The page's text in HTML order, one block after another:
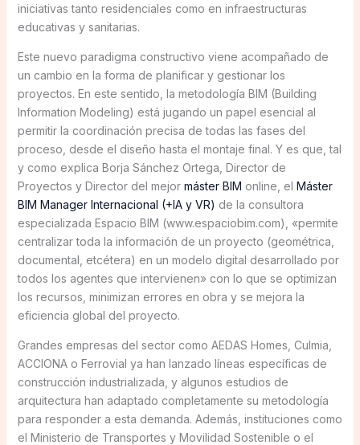
iniciativas tanto residenciales como en infraestructuras
educativas y sanitarias.
Este nuevo paradigma constructivo viene acompañado de
un cambio en la forma de planificar y gestionar los
proyectos. En este sentido, la metodología BIM (Building
Information Modeling) está jugando un papel esencial al
permitir la coordinación precisa de todas las fases del
proceso, desde el diseño hasta el montaje final. Y es que, tal
y como explica Borja Sánchez Ortega, Director de
Proyectos y Director del mejor máster BIM online, el Máster
BIM Manager Internacional (+IA y VR) de la consultora
especializada Espacio BIM (www.espaciobim.com), «permite
centralizar toda la información de un proyecto (geométrica,
documental, etcétera) en un modelo digital desarrollado por
todos los agentes que intervienen» con lo que se optimizan
los recursos, minimizan errores en obra y se mejora la
eficiencia global del proyecto.
Grandes empresas del sector como AEDAS Homes, Culmia,
ACCIONA o Ferrovial ya han lanzado líneas específicas de
construcción industrializada, y algunos estudios de
arquitectura han adaptado completamente su metodología
para responder a esta demanda. Además, instituciones como
el Ministerio de Transportes y Movilidad Sostenible o el